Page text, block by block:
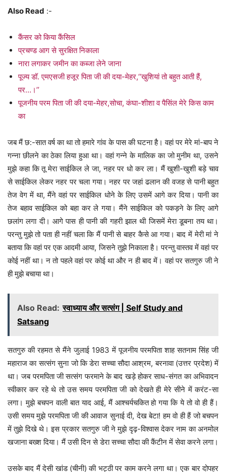
Also Read :-
कैंसर को किया कैंसिल
प्रचण्ड आग से सुरक्षित निकाला
नारा लगाकर जमीन का कब्जा लेने जाना
पूज्य डॉ. एमएसजी हजूर पिता जी की दया-मेहर,‘‘खुशियां तो बहुत आती हैं,
पर…।’’
पूजनीय परम पिता जी की दया-मेहर,सोचा, कंघा-शीशा व पैसिंल मेरे किस काम
का
जब मैं छ:-सात वर्ष का था तो हमारे गांव के पास की घटना है। वहां पर मेरे मां-बाप ने
गन्ना छीलने का ठेका लिया हुआ था। वहां गन्ने के मालिक का जो मुनीम था, उसने
मुझे कहा कि तू मेरा साईकिल ले जा, नहर पर धो कर ला। मैं खुशी-खुशी बड़े चाव
से साईकिल लेकर नहर पर चला गया। नहर पर जहां ढलान की वजह से पानी बहुत
तेज वेग में था, मैंने वहां पर साईकिल धोने के लिए उसमें आगे कर दिया। पानी का
तेज बहाव साईकिल को बहा कर ले गया। मैंने साईकिल को पकड़ने के लिए आगे
छलांग लगा दी। आगे पास ही पानी की गहरी झाल थी जिसमें मेरा डूबना तय था।
परन्तु मुझे तो पता ही नहीं चला कि मैं पानी से बाहर कैसे आ गया। बाद में मेरी मां ने
बताया कि वहां पर एक आदमी आया, जिसने तुझे निकाला है। परन्तु वास्तव में वहां पर
कोई नहीं था। न तो पहले वहां पर कोई था और न ही बाद में। वहां पर सतगुरु जी ने
ही मुझे बचाया था।
Also Read: स्वाध्याय और सत्संग | Self Study and
Satsang
सतगुरु की रहमत से मैंने जुलाई 1983 में पूजनीय परमपिता शाह सतनाम सिंह जी
महाराज का सत्संग सुना जो कि डेरा सच्चा सौदा आश्रम, बरनावा (उत्तर प्रदेश) में
था। जब परमपिता जी सत्संग फरमाने के बाद खड़े होकर साध-संगत का अभिवादन
स्वीकार कर रहे थे तो उस समय परमपिता जी को देखते ही मेरे सीने में करंट-सा
लगा। मुझे बचपन वाली बात याद आई, मैं आश्चर्यचकित हो गया कि ये तो वो ही हैं।
उसी समय मुझे परमपिता जी की आवाज सुनाई दी, देख बेटा! हम वो ही हैं जो बचपन
में तुझे दिखे थे। इस प्रकार सतगुरु जी ने मुझे दृढ़-विश्वास देकर नाम का अनमोल
खजाना बख्श दिया। मैं उसी दिन से डेरा सच्चा सौदा की कैंटीन में सेवा करने लगा।
उसके बाद मैं देसी खांड (चीनी) की भट्ठी पर काम करने लगा था। एक बार दोपहर